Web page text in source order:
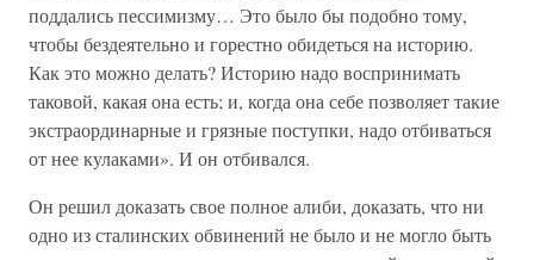
поддались пессимизму… Это было бы подобно тому,
чтобы бездеятельно и горестно обидеться на историю.
Как это можно делать? Историю надо воспринимать
таковой, какая она есть; и, когда она себе позволяет такие
экстраординарные и грязные поступки, надо отбиваться
от нее кулаками». И он отбивался.
Он решил доказать свое полное алиби, доказать, что ни
одно из сталинских обвинений не было и не могло быть